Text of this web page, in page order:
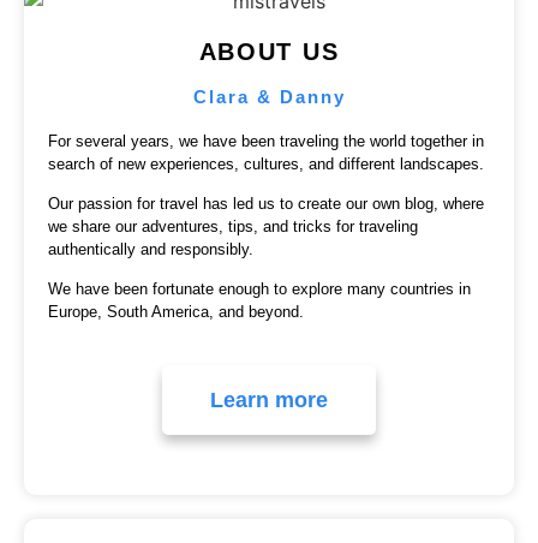
ABOUT US
Clara & Danny
For several years, we have been traveling the world together in
search of new experiences, cultures, and different landscapes.
Our passion for travel has led us to create our own blog, where
we share our adventures, tips, and tricks for traveling
authentically and responsibly.
We have been fortunate enough to explore many countries in
Europe, South America, and beyond.
Learn more